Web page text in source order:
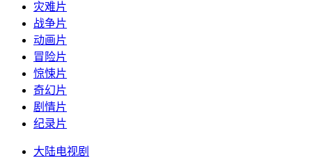
灾难片
战争片
动画片
冒险片
惊悚片
奇幻片
剧情片
纪录片
大陆电视剧